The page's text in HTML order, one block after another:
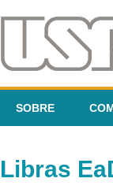
SOBRE
Libras